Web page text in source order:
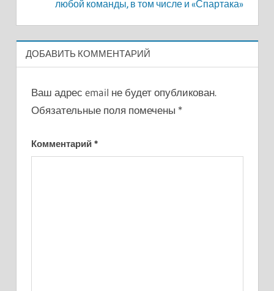
любой команды, в том числе и «Спартака»
ДОБАВИТЬ КОММЕНТАРИЙ
Ваш адрес email не будет опубликован.
Обязательные поля помечены *
Комментарий *